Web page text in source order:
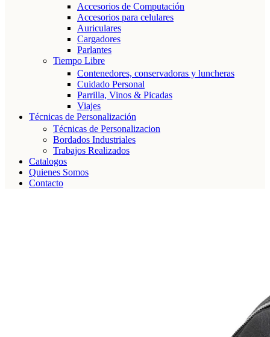
Accesorios de Computación
Accesorios para celulares
Auriculares
Cargadores
Parlantes
Tiempo Libre
Contenedores, conservadoras y luncheras
Cuidado Personal
Parrilla, Vinos & Picadas
Viajes
Técnicas de Personalización
Técnicas de Personalizacion
Bordados Industriales
Trabajos Realizados
Catalogos
Quienes Somos
Contacto